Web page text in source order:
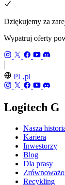
Dziękujemy za
Wypatruj oferty
PL,pl
Logitech G
Nasza
Kariera
Inwestorzy
Blog
Dla prasy
Recykling